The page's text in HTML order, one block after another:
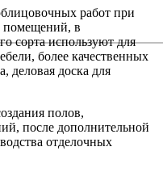
работ при
помещений, в
сорта используют для
более качественных
деловая доска для
полов,
после дополнительной
отделочных